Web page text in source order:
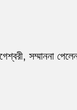
সম্মাননা